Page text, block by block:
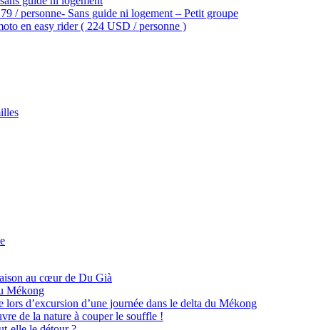
/ personne- Sans guide ni logement – Petit groupe
en easy rider ( 224 USD / personne )
au cœur de Du Già
Mékong
d’excursion d’une journée dans le delta du Mékong
de la nature à couper le souffle !